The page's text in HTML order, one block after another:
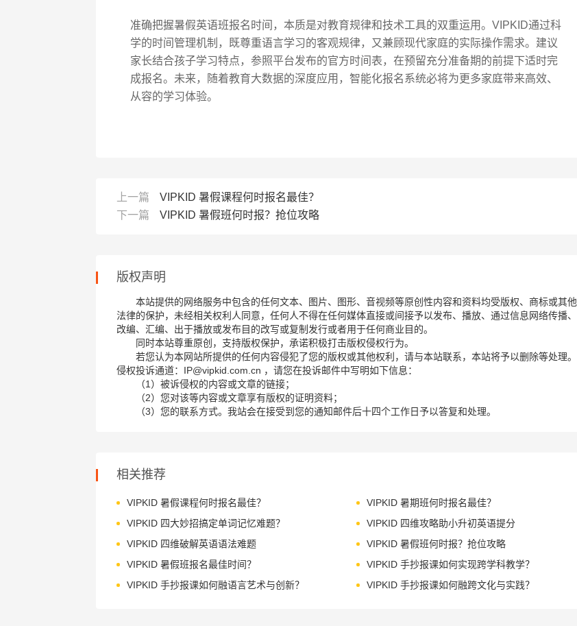
准确把握暑假英语班报名时间，本质是对教育规律和技术工具的双重运用。VIPKID通过科
学的时间管理机制，既尊重语言学习的客观规律，又兼顾现代家庭的实际操作需求。建议
家长结合孩子学习特点，参照平台发布的官方时间表，在预留充分准备期的前提下适时完
成报名。未来，随着教育大数据的深度应用，智能化报名系统必将为更多家庭带来高效、
从容的学习体验。
上一篇
VIPKID 暑假课程何时报名最佳？
下一篇
VIPKID 暑假班何时报？抢位攻略
版权声明
本站提供的网络服务中包含的任何文本、图片、图形、音视频等原创性内容和资料均受版权、商标或其他
法律的保护，未经相关权利人同意，任何人不得在任何媒体直接或间接予以发布、播放、通过信息网络传播、
改编、汇编、出于播放或发布目的改写或复制发行或者用于任何商业目的。
同时本站尊重原创，支持版权保护，承诺积极打击版权侵权行为。
若您认为本网站所提供的任何内容侵犯了您的版权或其他权利，请与本站联系，本站将予以删除等处理。
侵权投诉通道：IP@vipkid.com.cn ，请您在投诉邮件中写明如下信息：
（1）被诉侵权的内容或文章的链接；
（2）您对该等内容或文章享有版权的证明资料；
（3）您的联系方式。我站会在接受到您的通知邮件后十四个工作日予以答复和处理。
相关推荐
VIPKID 暑假课程何时报名最佳？
VIPKID 暑期班何时报名最佳？
VIPKID 四大妙招搞定单词记忆难题？
VIPKID 四维攻略助小升初英语提分
VIPKID 四维破解英语语法难题
VIPKID 暑假班何时报？抢位攻略
VIPKID 暑假班报名最佳时间？
VIPKID 手抄报课如何实现跨学科教学？
VIPKID 手抄报课如何融语言艺术与创新？
VIPKID 手抄报课如何融跨文化与实践？